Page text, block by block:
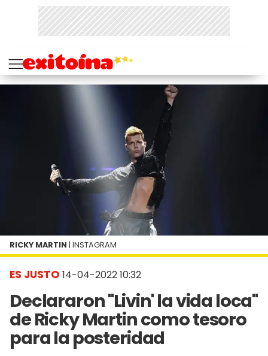
ES JUSTO 14-04-2022 10:32
Declararon "Livin' la vida loca"
de Ricky Martin como tesoro
para la posteridad
RICKY MARTIN | INSTAGRAM